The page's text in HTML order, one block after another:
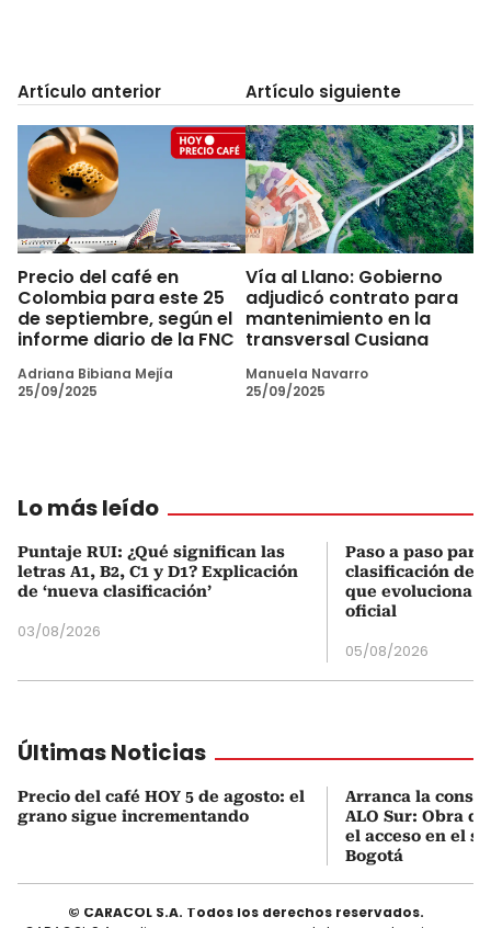
Artículo anterior
Precio del café en
Colombia para este 25
de septiembre, según el
informe diario de la FNC
Adriana Bibiana Mejía
25/09/2025
Artículo siguiente
Vía al Llano: Gobierno
adjudicó contrato para
mantenimiento en la
transversal Cusiana
Manuela Navarro
25/09/2025
Lo más leído
Puntaje RUI: ¿Qué significan las
letras A1, B2, C1 y D1? Explicación
de ‘nueva clasificación’
03/08/2026
Paso a paso
clasificación del
que evoluciona
oficial
05/08/2026
Últimas Noticias
Precio del café HOY 5 de agosto: el
grano sigue incrementando
Arranca la
ALO Sur: Obra
el acceso en el
Bogotá
© CARACOL S.A. Todos los derechos reservados.